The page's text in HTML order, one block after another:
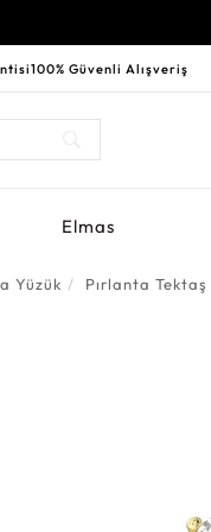
100% Güvenli Alışveriş
Elmas
Yüzük Pırlanta